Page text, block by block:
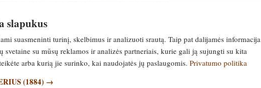
kad stirnų ir kiškių mažyliai
slapukus
suasmeninti turinį, skelbimus ir analizuoti srautą. Taip pat dalijamės informacija
svetaine su mūsų reklamos ir analizės partneriais, kurie gali ją sujungti su kita
arba kurią jie surinko, kai naudojatės jų paslaugomis. Privatumo politika
(1884) →